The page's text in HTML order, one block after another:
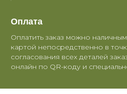
Оплата
Оплатить заказ можно
картой непосредственно в
согласования всех деталей
онлайн по QR-коду и